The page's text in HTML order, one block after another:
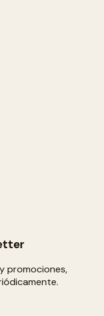
promociones,